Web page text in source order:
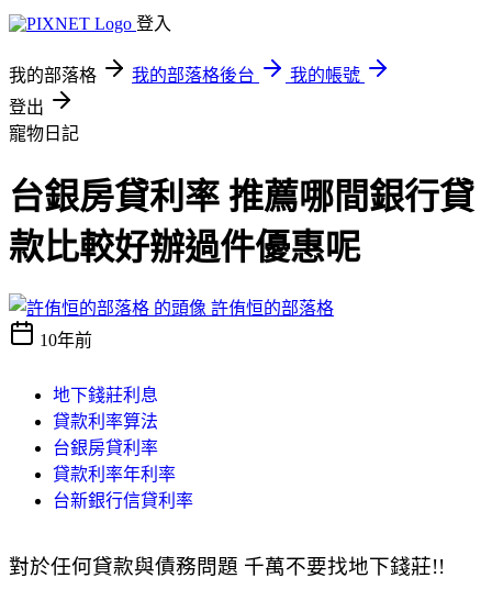
登入
我的部落格 我的部落格後台
我的帳號
登出
寵物日記
台銀房貸利率 推薦哪間銀行貸
款比較好辦過件優惠呢
許侑恒的部落格
10年前
地下錢莊利息
貸款利率算法
台銀房貸利率
貸款利率年利率
台新銀行信貸利率
對於任何貸款與債務問題 千萬不要找地下錢莊!!